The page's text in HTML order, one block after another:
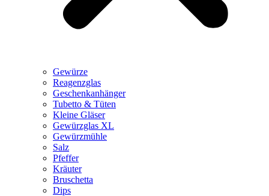
Gewürze
Reagenzglas
Geschenkanhänger
Tubetto & Tüten
Kleine Gläser
Gewürzglas XL
Gewürzmühle
Salz
Pfeffer
Kräuter
Bruschetta
Dips